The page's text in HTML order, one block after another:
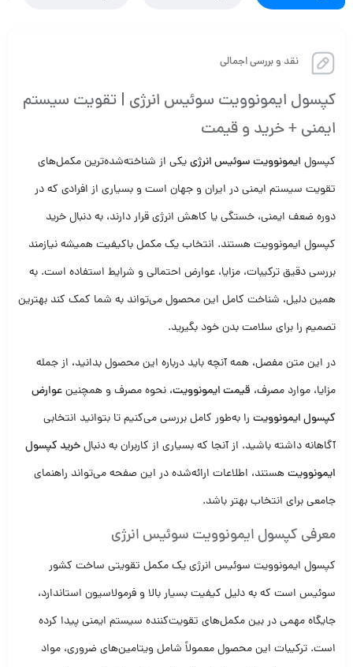
نقد و بررسی اجمالی
کپسول ایمونوویت سوئیس انرژی | تقویت سیستم
ایمنی + خرید و قیمت
کپسول ایمونوویت سوئیس انرژییکی از شناخته‌شده‌ترین مکمل‌های
تقویت سیستم ایمنی در ایران و جهان است و بسیاری از افرادی که در
دوره ضعف ایمنی، خستگی یا کاهش انرژی قرار دارند، به دنبال خرید
کپسول ایمونوویت هستند. انتخاب یک مکمل باکیفیت همیشه نیازمند
بررسی دقیق ترکیبات، مزایا، عوارض احتمالی و شرایط استفاده است. به
همین دلیل، شناخت کامل این محصول می‌تواند به شما کمک کند بهترین
تصمیم را برای سلامت بدن خود بگیرید.
در این متن مفصل، همه آنچه باید درباره این محصول بدانید، از جمله
مزایا، موارد مصرف، قیمت ایمونوویت، نحوه مصرف و همچنینعوارض
کپسول ایمونوویت را به‌طور کامل بررسی می‌کنیم تا بتوانید انتخابی
آگاهانه داشته باشید. از آنجا که بسیاری از کاربران به دنبالخرید کپسول
ایمونوویتهستند، اطلاعات ارائه‌شده در این صفحه می‌تواند راهنمای
جامعی برای انتخاب بهتر باشد.
معرفی کپسول ایمونوویت سوئیس انرژی
کپسول ایمونوویت سوئیس انرژی یک مکمل تقویتی ساخت کشور
سوئیس است که به دلیل کیفیت بسیار بالا و فرمولاسیون استاندارد،
جایگاه مهمی در بین مکمل‌های تقویت‌کننده سیستم ایمنی پیدا کرده
است. ترکیبات این محصول معمولاً شامل ویتامین‌های ضروری، مواد